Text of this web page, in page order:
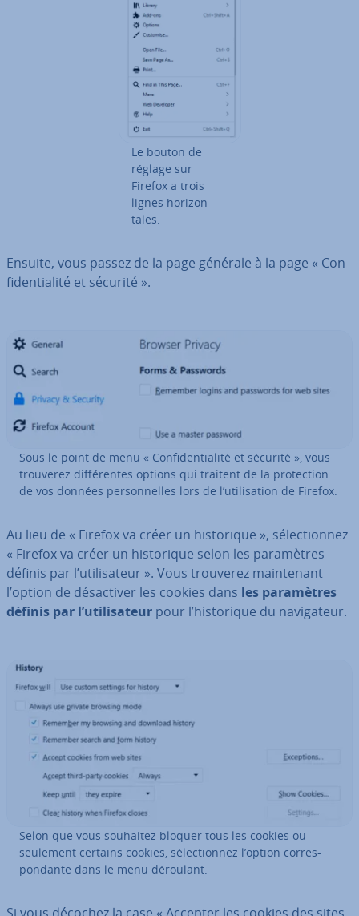
Le bouton de
réglage sur
Firefox a trois
lignes ho­ri­zon­
tales.
Ensuite, vous passez de la page générale à la page « Con­
fi­den­tia­lité et sécurité ».
Sous le point de menu « Con­fi­den­tia­lité et sécurité », vous
trouverez dif­fé­rentes options qui traitent de la pro­tec­tion
de vos données per­son­nelles lors de l’uti­li­sa­tion de Firefox.
Au lieu de « Firefox va créer un his­to­rique », sé­lec­tion­nez
« Firefox va créer un his­to­rique selon les pa­ra­mètres
définis par l’uti­li­sa­teur ». Vous trouverez main­te­nant
l’option de dé­sac­ti­ver les cookies dans les pa­ra­mètres
définis par l’uti­li­sa­teur pour l’his­to­rique du na­vi­ga­teur.
Selon que vous souhaitez bloquer tous les cookies ou
seulement certains cookies, sé­lec­tion­nez l’option cor­res­
pon­dante dans le menu déroulant.